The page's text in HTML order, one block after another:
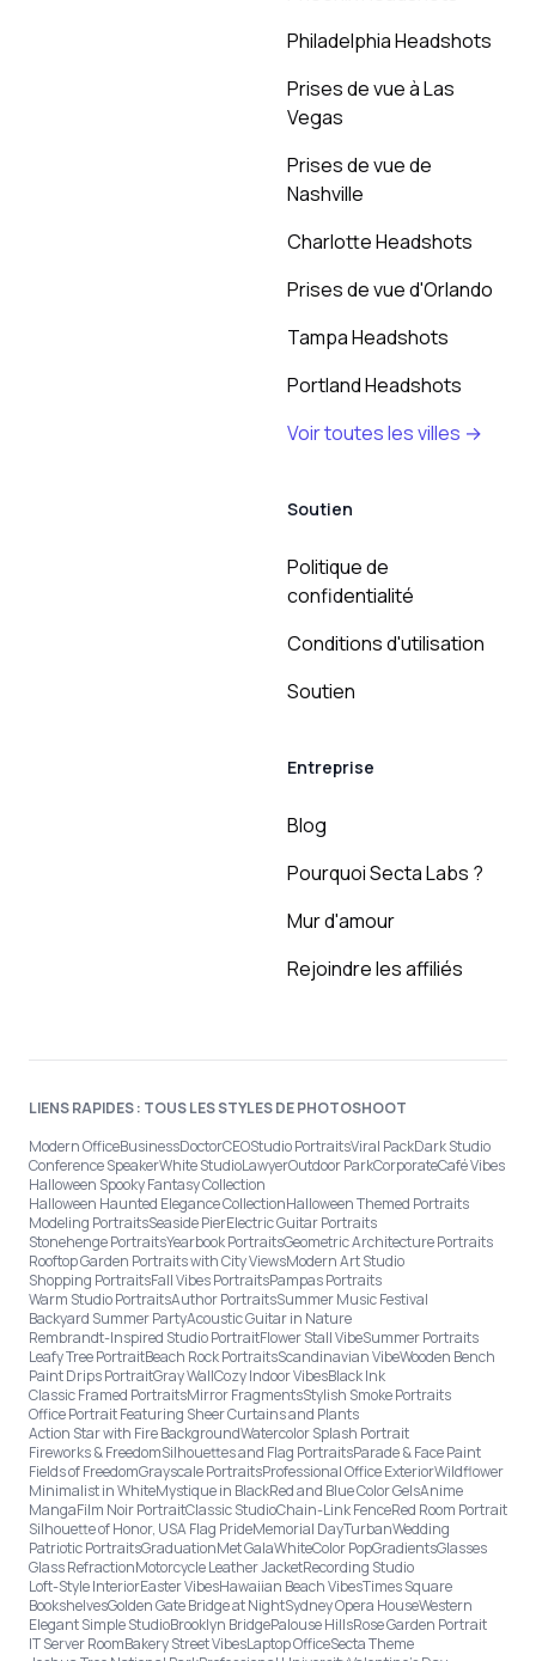
Philadelphia Headshots
Prises de vue à Las
Vegas
Prises de vue de
Nashville
Charlotte Headshots
Prises de vue d'Orlando
Tampa Headshots
Portland Headshots
Voir toutes les villes →
Soutien
Politique de
confidentialité
Conditions d'utilisation
Soutien
Entreprise
Blog
Pourquoi Secta Labs ?
Mur d'amour
Rejoindre les affiliés
LIENS RAPIDES : TOUS LES STYLES DE PHOTOSHOOT
Modern OfficeBusinessDoctorCEOStudio PortraitsViral PackDark Studio
Conference SpeakerWhite StudioLawyerOutdoor ParkCorporateCafé Vibes
Halloween Spooky Fantasy Collection
Halloween Haunted Elegance CollectionHalloween Themed Portraits
Modeling PortraitsSeaside PierElectric Guitar Portraits
Stonehenge PortraitsYearbook PortraitsGeometric Architecture Portraits
Rooftop Garden Portraits with City ViewsModern Art Studio
Shopping PortraitsFall Vibes PortraitsPampas Portraits
Warm Studio PortraitsAuthor PortraitsSummer Music Festival
Backyard Summer PartyAcoustic Guitar in Nature
Rembrandt-Inspired Studio PortraitFlower Stall VibeSummer Portraits
Leafy Tree PortraitBeach Rock PortraitsScandinavian VibeWooden Bench
Paint Drips PortraitGray WallCozy Indoor VibesBlack Ink
Classic Framed PortraitsMirror FragmentsStylish Smoke Portraits
Office Portrait Featuring Sheer Curtains and Plants
Action Star with Fire BackgroundWatercolor Splash Portrait
Fireworks & FreedomSilhouettes and Flag PortraitsParade & Face Paint
Fields of FreedomGrayscale PortraitsProfessional Office ExteriorWildflower
Minimalist in WhiteMystique in BlackRed and Blue Color GelsAnime
MangaFilm Noir PortraitClassic StudioChain-Link FenceRed Room Portrait
Silhouette of Honor, USA Flag PrideMemorial DayTurbanWedding
Patriotic PortraitsGraduationMet GalaWhiteColor PopGradientsGlasses
Glass RefractionMotorcycle Leather JacketRecording Studio
Loft-Style InteriorEaster VibesHawaiian Beach VibesTimes Square
BookshelvesGolden Gate Bridge at NightSydney Opera HouseWestern
Elegant Simple StudioBrooklyn BridgePalouse HillsRose Garden Portrait
IT Server RoomBakery Street VibesLaptop OfficeSecta Theme